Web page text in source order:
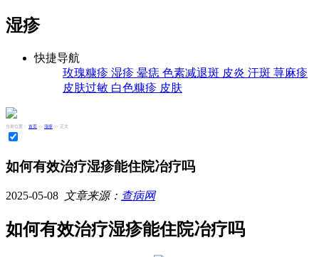
湿疹
快捷导航
玫瑰糠疹 湿疹 晕痣 色素减退斑 皮炎 汗斑 荨麻疹
皮肤过敏 白色糠疹 皮肤
当前位置： 首页 >> 湿疹 >> 正文
如何有效治疗湿疹能住院冶疗吗
2025-05-08 文章来源： 查病网
如何有效治疗湿疹能住院冶疗吗